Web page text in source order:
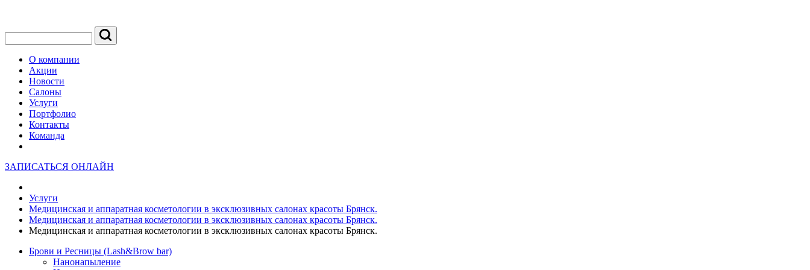
О компании
Акции
Новости
Салоны
Услуги
Портфолио
Контакты
Команда
ЗАПИСАТЬСЯ ОНЛАЙН
Услуги
Медицинская и аппаратная косметологии в эксклюзивных салонах красоты Брянск.
Медицинская и аппаратная косметологии в эксклюзивных салонах красоты Брянск.
Медицинская и аппаратная косметологии в эксклюзивных салонах красоты Брянск.
Брови и Ресницы (Lash&Brow bar)
Нанонапыление